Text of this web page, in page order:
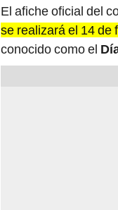
El afiche oficial del
se realizará el 14 de
conocido como el